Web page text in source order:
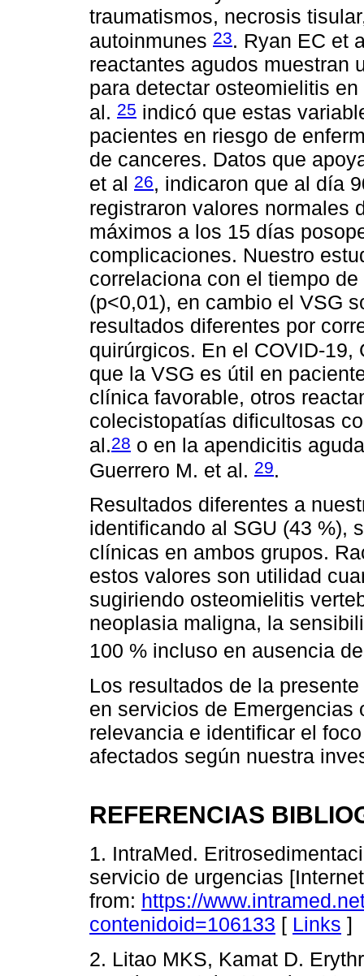
traumatismos, necrosis
autoinmunes 23. Ryan EC et
reactantes agudos muestran
para detectar osteomielitis
al. 25 indicó que estas
pacientes en riesgo de
de canceres. Datos que
et al 26, indicaron que al día
registraron valores normales
máximos a los 15 días
complicaciones. Nuestro
correlaciona con el tiempo
(p<0,01), en cambio el VSG
resultados diferentes por
quirúrgicos. En el COVID-
que la VSG es útil en
clínica favorable, otros
colecistopatías dificultosas
al.28 o en la apendicitis
Guerrero M. et al. 29.
Resultados diferentes a
identificando al SGU (43 %),
clínicas en ambos grupos.
estos valores son utilidad
sugiriendo osteomielitis
neoplasia maligna, la
100 % incluso en ausencia
Los resultados de la
en servicios de Emergencias
relevancia e identificar el
afectados según nuestra
REFERENCIAS
1. IntraMed.
servicio de urgencias
from: https://
contenidoid=106133 [ Links ]
2. Litao MKS, Kamat D.